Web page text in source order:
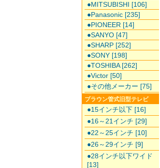
●MITSUBISHI [106]
●Panasonic [235]
●PIONEER [14]
●SANYO [47]
●SHARP [252]
●SONY [198]
●TOSHIBA [262]
●Victor [50]
●その他メーカー [75]
ブラウン管式旧型テレビ
●15インチ以下 [16]
●16～21インチ [29]
●22～25インチ [10]
●26～29インチ [9]
●28インチ以下ワイド
[13]